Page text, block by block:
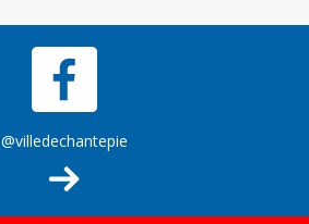
@villedechantepie